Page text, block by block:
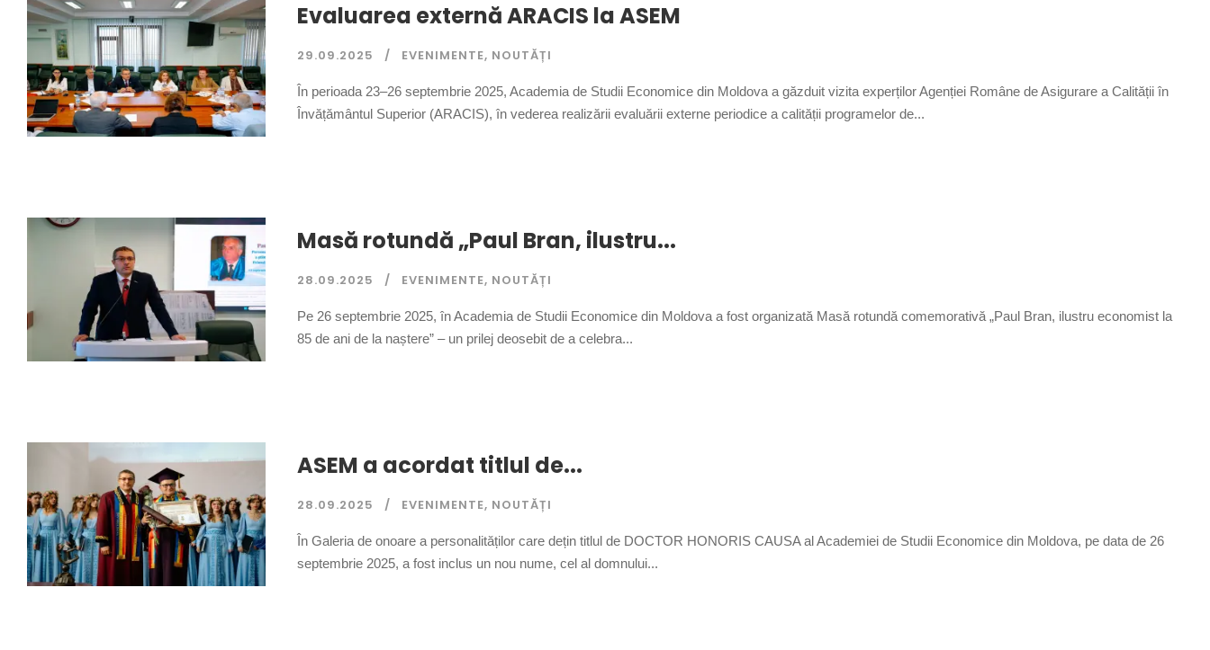
Evaluarea externă ARACIS la ASEM
29.09.2025 EVENIMENTE, NOUTĂȚI
În perioada 23–26 septembrie 2025, Academia de Studii Economice din Moldova a găzduit vizita experților Agenției Române de Asigurare a Calității în
Învățământul Superior (ARACIS), în vederea realizării evaluării externe periodice a calității programelor de...
Masă rotundă „Paul Bran, ilustru...
28.09.2025 EVENIMENTE, NOUTĂȚI
Pe 26 septembrie 2025, în Academia de Studii Economice din Moldova a fost organizată Masă rotundă comemorativă „Paul Bran, ilustru economist la
85 de ani de la naștere” – un prilej deosebit de a celebra...
ASEM a acordat titlul de...
28.09.2025 EVENIMENTE, NOUTĂȚI
În Galeria de onoare a personalităților care dețin titlul de DOCTOR HONORIS CAUSA al Academiei de Studii Economice din Moldova, pe data de 26
septembrie 2025, a fost inclus un nou nume, cel al domnului...